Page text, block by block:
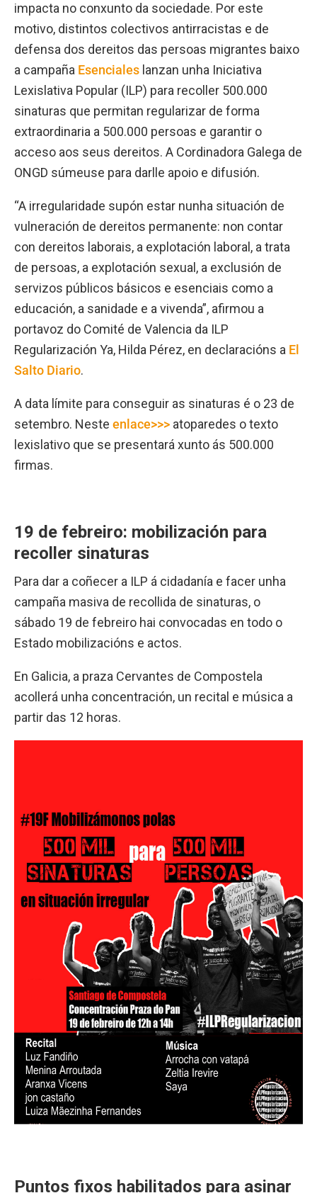
impacta no conxunto da sociedade. Por este
motivo, distintos colectivos antirracistas e de
defensa dos dereitos das persoas migrantes baixo
a campaña Esenciales lanzan unha Iniciativa
Lexislativa Popular (ILP) para recoller 500.000
sinaturas que permitan regularizar de forma
extraordinaria a 500.000 persoas e garantir o
acceso aos seus dereitos. A Cordinadora Galega de
ONGD súmeuse para darlle apoio e difusión.
“A irregularidade supón estar nunha situación de
vulneración de dereitos permanente: non contar
con dereitos laborais, a explotación laboral, a trata
de persoas, a explotación sexual, a exclusión de
servizos públicos básicos e esenciais como a
educación, a sanidade e a vivenda”, afirmou a
portavoz do Comité de Valencia da ILP
Regularización Ya, Hilda Pérez, en declaracións a El
Salto Diario.
A data límite para conseguir as sinaturas é o 23 de
setembro. Neste enlace>>> atoparedes o texto
lexislativo que se presentará xunto ás 500.000
firmas.
19 de febreiro: mobilización para
recoller sinaturas
Para dar a coñecer a ILP á cidadanía e facer unha
campaña masiva de recollida de sinaturas, o
sábado 19 de febreiro hai convocadas en todo o
Estado mobilizacións e actos.
En Galicia, a praza Cervantes de Compostela
acollerá unha concentración, un recital e música a
partir das 12 horas.
Puntos fixos habilitados para asinar